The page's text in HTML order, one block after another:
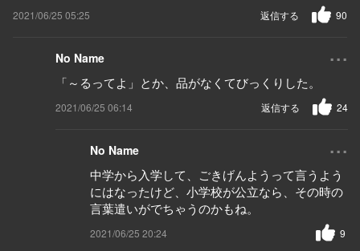
2021/06/25 05:25 90
返信する
No Name ...
「～るってよ」とか、品がなくてびっくりした。
2021/06/25 06:14 24
返信する
No Name ...
中学から入学して、ごきげんようって言うよう
にはなったけど、小学校が公立なら、その時の
言葉遣いがでちゃうのかもね。
2021/06/25 20:24 9